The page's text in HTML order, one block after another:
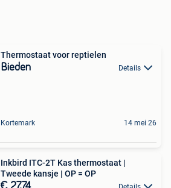
Thermostaat voor reptielen
Bieden Details
Kortemark 14 mei 26
Inkbird ITC-2T Kas thermostaat |
Tweede kansje | OP = OP